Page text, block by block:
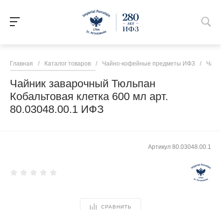
Главная / Каталог товаров / Чайно-кофейные предметы ИФЗ /
Чайник заварочный Тюльпан
Кобальтовая клетка 600 мл арт.
80.03048.00.1 ИФЗ
Артикул 80.03048.00.1
СРАВНИТЬ